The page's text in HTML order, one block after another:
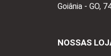
Goiânia - GO,
NOSSAS